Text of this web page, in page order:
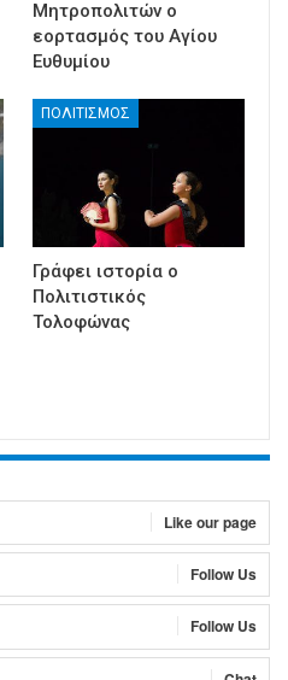
Μητροπολιτών ο
εορτασμός του Αγίου
Ευθυμίου
ΠΟΛΙΤΙΣΜΟΣ
Γράφει ιστορία ο
Πολιτιστικός
Τολοφώνας
Like our page
Follow Us
Follow Us